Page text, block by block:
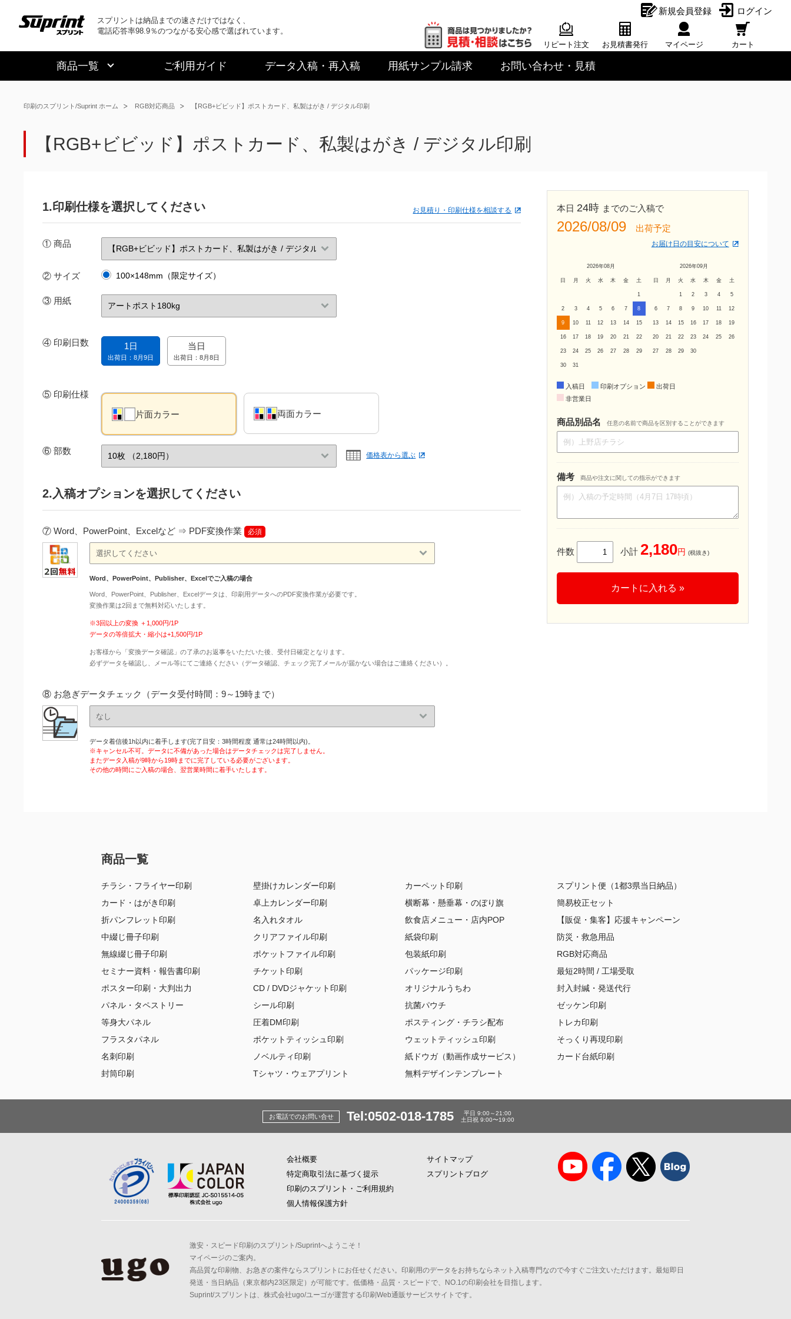
新規会員登録 ログイン
スプリントは納品までの速さだけではなく、
電話応答率98.9％のつながる安心感で選ばれています。
リピート注文
お見積書発行 マイページ カート
商品一覧 ご利用ガイド データ入稿 ・再入稿 用紙サンプル請求 お問い合わせ・見積
印刷のスプリント/Suprint ホーム RGB対応商品 【RGB+ビビッド】ポストカード、私製はがき / デジタル印刷
【RGB+ビビッド】ポストカード、私製はがき / デジタル印刷
1.印刷仕様を選択してください お見積り・印刷仕様を相談する
① 商品
② サイズ 100×148mm（限定サイズ）
③ 用紙
④ 印刷日数 1日
出荷日：8月9日
当日
出荷日：8月8日
⑤ 印刷仕様
片面カラー
両面カラー
⑥ 部数 価格表から選ぶ
2.入稿オプションを選択してください
⑦ Word、PowerPoint、Excelなど ⇒ PDF変換作業 必須
Word、PowerPoint、Publisher、Excelでご入稿の場合
Word、PowerPoint、Publisher、Excelデータは、印刷用データへのPDF変換作業が必要です。
変換作業は2回まで無料対応いたします。
※3回以上の変換 ＋1,000円/1P
データの等倍拡大・縮小は+1,500円/1P
お客様から「変換データ確認」の了承のお返事をいただいた後、受付日確定となります。
必ずデータを確認し、メール等にてご連絡ください（データ確認、チェック完了メールが届かない場合はご連絡ください）。
⑧ お急ぎデータチェック（データ受付時間：9～19時まで）
データ着信後1h以内に着手します(完了目安：3時間程度 通常は24時間以内)。
※キャンセル不可。データに不備があった場合はデータチェックは完了しません。
またデータ入稿が9時から19時までに完了している必要がございます。
その他の時間にご入稿の場合、翌営業時間に着手いたします。
本日 24時 までのご入稿で
2026/08/09 出荷予定
お届け日の目安について
2026年08月
日 月 火 水 木 金 土
1
2 3 4 5 6 7 8
9 10 11 12 13 14 15
16 17 18 19 20 21 22
23 24 25 26 27 28 29
30 31
2026年09月
日 月 火 水 木 金 土
1 2 3 4 5
6 7 8 9 10 11 12
13 14 15 16 17 18 19
20 21 22 23 24 25 26
27 28 29 30
入稿日 印刷オプション
出荷日
非営業日
商品別品名 任意の名前で商品を区別することができます
備考 商品や注文に関しての指示ができます
件数 小計 2,180円 (税抜き)
カートに入れる »
商品一覧
チラシ・フライヤー印刷
カード・はがき印刷
折パンフレット印刷
中綴じ冊子印刷
無線綴じ冊子印刷
セミナー資料・報告書印刷
ポスター印刷・大判出力
パネル・タペストリー
等身大パネル
フラスタパネル
名刺印刷
封筒印刷
壁掛けカレンダー印刷
卓上カレンダー印刷
名入れタオル
クリアファイル印刷
ポケットファイル印刷
チケット印刷
CD / DVDジャケット印刷
シール印刷
圧着DM印刷
ポケットティッシュ印刷
ノベルティ印刷
Tシャツ・ウェアプリント
カーペット印刷
横断幕・懸垂幕・のぼり旗
飲食店メニュー・店内POP
紙袋印刷
包装紙印刷
パッケージ印刷
オリジナルうちわ
抗菌パウチ
ポスティング・チラシ配布
ウェットティッシュ印刷
紙ドウガ（動画作成サービス）
無料デザインテンプレート
スプリント便（1都3県当日納品）
簡易校正セット
【販促・集客】応援キャンペーン
防災・救急用品
RGB対応商品
最短2時間 / 工場受取
封入封緘・発送代行
ゼッケン印刷
トレカ印刷
そっくり再現印刷
カード台紙印刷
お電話でのお問い合せ Tel:0502-018-1785
平日 9:00～21:00
土日祝 9:00〜19:00
会社概要
特定商取引法に基づく提示
印刷のスプリント・ご利用規約
個人情報保護方針
サイトマップ
スプリントブログ
激安・スピード印刷のスプリント/Suprintへようこそ！
マイページのご案内。
高品質な印刷物、お急ぎの案件ならスプリントにお任せください。印刷用のデータをお持ちならネット入稿専門なので今すぐご注文いただけます。最短即日
発送・当日納品（東京都内23区限定）が可能です。低価格・品質・スピードで、NO.1の印刷会社を目指します。
Suprint/スプリントは、株式会社ugo/ユーゴが運営する印刷Web通販サービスサイトです。